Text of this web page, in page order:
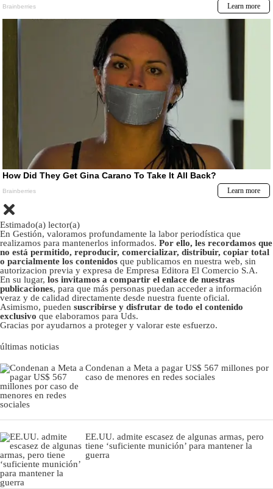
Estimado(a) lector(a)
En Gestión, valoramos profundamente la labor periodística que
realizamos para mantenerlos informados. Por ello, les recordamos que
no está permitido, reproducir, comercializar, distribuir, copiar total
o parcialmente los contenidos que publicamos en nuestra web, sin
autorizacion previa y expresa de Empresa Editora El Comercio S.A.
En su lugar, los invitamos a compartir el enlace de nuestras
publicaciones, para que más personas puedan acceder a información
veraz y de calidad directamente desde nuestra fuente oficial.
Asimismo, pueden suscribirse y disfrutar de todo el contenido
exclusivo que elaboramos para Uds.
Gracias por ayudarnos a proteger y valorar este esfuerzo.
últimas noticias
Condenan a Meta a pagar US$ 567 millones por
caso de menores en redes sociales
EE.UU. admite escasez de algunas armas, pero
tiene ‘suficiente munición’ para mantener la
guerra